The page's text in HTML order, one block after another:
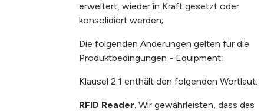
erweitert, wieder in Kraft gesetzt oder
konsolidiert werden;
Die folgenden Änderungen gelten für die
Produktbedingungen - Equipment:
Klausel 2.1 enthält den folgenden Wortlaut:
RFID Reader. Wir gewährleisten, dass das